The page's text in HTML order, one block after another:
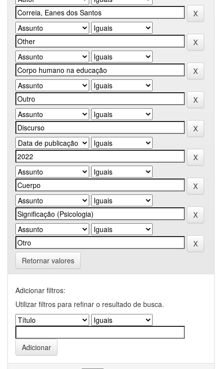
Retornar valores
Adicionar filtros:
Utilizar filtros para refinar o resultado de busca.